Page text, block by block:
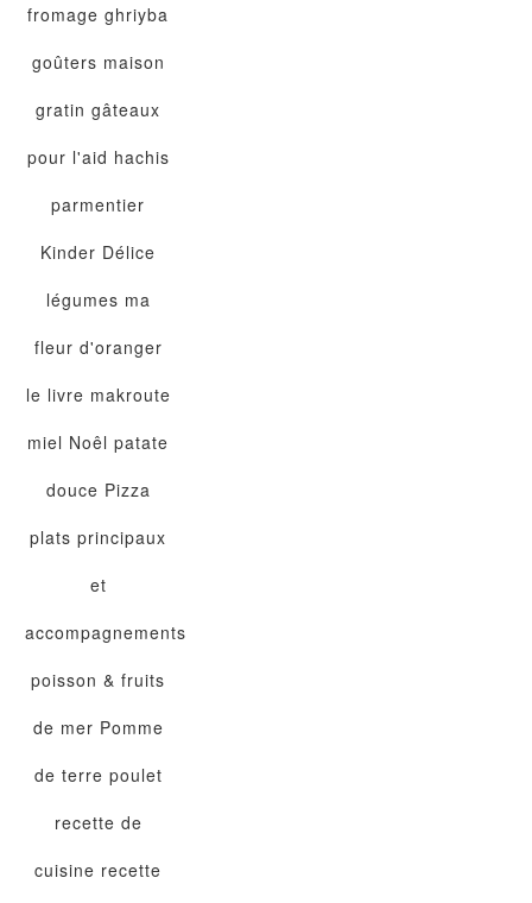
fromage ghriyba
goûters maison
gratin gâteaux
pour l'aid hachis
parmentier
Kinder Délice
légumes ma
fleur d'oranger
le livre makroute
miel Noêl patate
douce Pizza
plats principaux
et
accompagnements
poisson & fruits
de mer Pomme
de terre poulet
recette de
cuisine recette